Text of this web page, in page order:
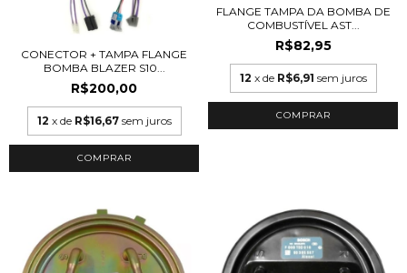
CONECTOR + TAMPA FLANGE
BOMBA BLAZER S10...
R$200,00
12 x de R$16,67 sem juros
FLANGE TAMPA DA BOMBA DE
COMBUSTÍVEL AST...
R$82,95
12 x de R$6,91 sem juros